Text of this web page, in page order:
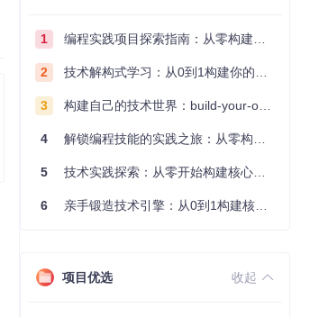
1 编程实践项目探索指南：从零构建技术能力体系
2 技术解构式学习：从0到1构建你的编程知识体系
3 构建自己的技术世界：build-your-own-x项目的实践探索指南
4 解锁编程技能的实践之旅：从零构建你的技术世界
5 技术实践探索：从零开始构建核心系统的实践指南
6 亲手锻造技术引擎：从0到1构建核心系统的实践指南
项目优选 收起